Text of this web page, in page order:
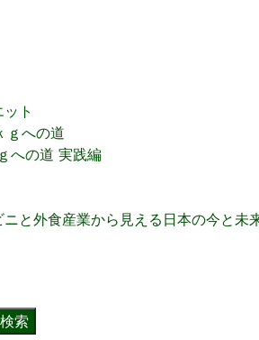
ト
ｇへの道
への道 実践編
と外食産業から見える日本の今と未